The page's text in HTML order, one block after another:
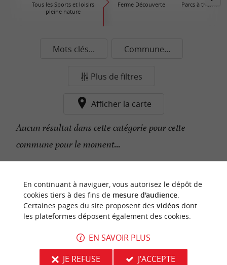
Tous les Sports et loisirs
pleine nature
Ferme Découverte Parcs à thèmes
Mots clés... Commune...
Plus de filtres
Afficher la carte
Aucun résultat dans cette catégorie pour cette
commune pour le moment...
n
o
t
r
e
c
o
u
p
d
e
c
o
e
u
r
En continuant à naviguer, vous autorisez le dépôt de
cookies tiers à des fins de mesure d'audience.
Certaines pages du site proposent des vidéosdont
les plateformes déposent également des cookies.
EN SAVOIR PLUS
JE REFUSE
J'ACCEPTE